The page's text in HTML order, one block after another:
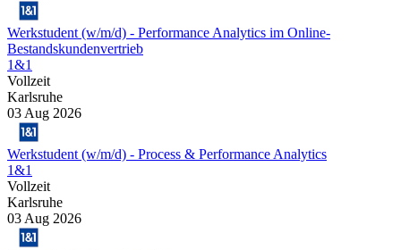
Werkstudent (w/m/d) - Performance Analytics im Online-
Bestandskundenvertrieb
1&1
Vollzeit
Karlsruhe
03 Aug 2026
Werkstudent (w/m/d) - Process & Performance Analytics
1&1
Vollzeit
Karlsruhe
03 Aug 2026